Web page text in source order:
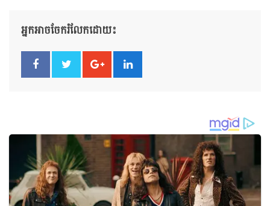
អ្នកអាចចែករំលែកដោយ៖